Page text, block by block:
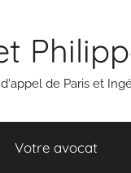
de Paris et
Votre avocat